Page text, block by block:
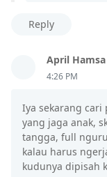
Reply
April Hamsa
4:26 PM
Iya sekarang cari
yang jaga anak,
tangga, full
kalau harus
kudunya dipisah